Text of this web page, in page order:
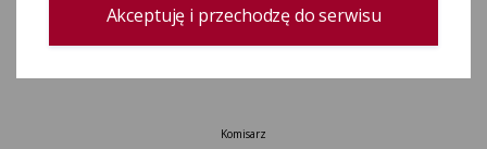
Okręgi wyborcze i obwody głosowania
Komisarz
Akceptuję i przechodzę do serwisu